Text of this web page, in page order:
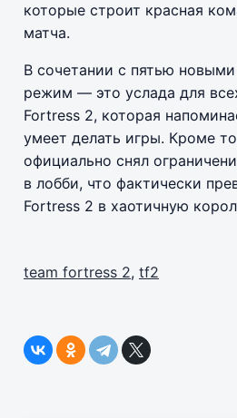
которые строит красная
матча.
В сочетании с пятью
режим — это услада для
Fortress 2, которая
умеет делать игры. Кроме
официально снял
в лобби, что фактически
Fortress 2 в хаотичную
team fortress 2, tf2